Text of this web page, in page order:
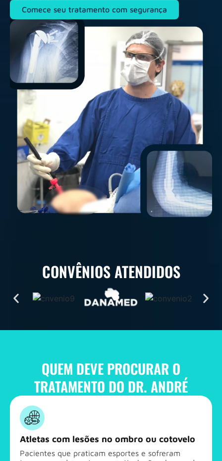
Comece seu tratamento com segurança
CONVÊNIOS ATENDIDOS
QUEM DEVE PROCURAR O
TRATAMENTO DO DR. ANDRÉ
Atletas com lesões no ombro ou cotovelo
Pacientes que praticam esportes e sofreram